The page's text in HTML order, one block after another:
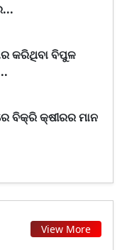
କରିଥିବା ବିପୁଳ
ବିକ୍ରି କ୍ଷୀରର ମାନ
View More